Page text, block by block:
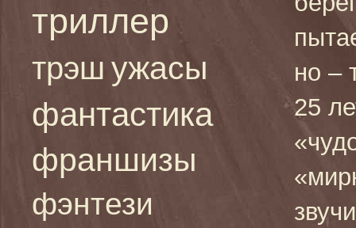
триллер
трэш ужасы
фантастика
франшизы
фэнтези
но –
25